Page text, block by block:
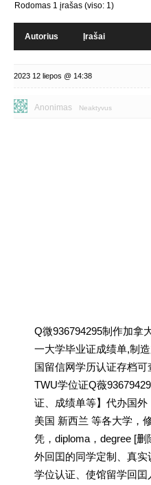
Rodomas 1 įrašas (viso: 1)
Autorius Įrašai
2023 12 liepos @ 14:38
Anonimas Neaktyvus
Q微936794295制作加拿
一大学毕业证成绩单,制
国留信网学历认证存档
TWU学位证Q薇
证、成绩单等】代办国
美国 新西兰 等各大学，
凭，diploma，degree [
外回囯的同学定制、真
学位认证、使馆留学回